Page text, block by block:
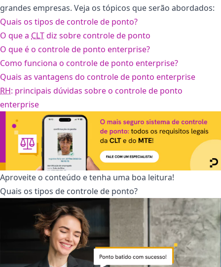
grandes empresas. Veja os tópicos que serão abordados:
Quais os tipos de controle de ponto?
O que a CLTdiz sobre controle de ponto
O que é o controle de ponto enterprise?
Como funciona o controle de ponto enterprise?
Quais as vantagens do controle de ponto enterprise
RH: principais dúvidas sobre o controle de ponto
enterprise
Aproveite o conteúdo e tenha uma boa leitura!
Quais os tipos de controle de ponto?